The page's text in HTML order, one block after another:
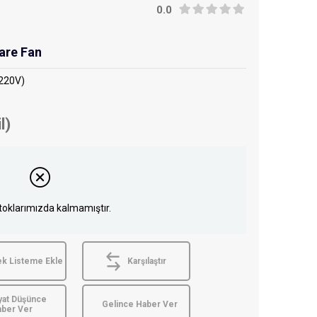
0.0
Fan
kalmamıştır.
Listeme Ekle Karşılaştır
Düşünce
Ver
Gelince Haber Ver